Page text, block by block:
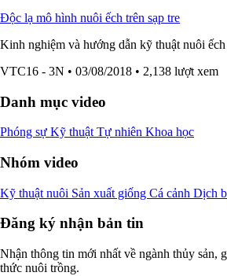
Độc lạ mô hình nuôi ếch trên sạp tre
Kinh nghiệm và hướng dẫn kỹ thuật nuôi ếch
VTC16 - 3N • 03/08/2018 • 2,138 lượt xem
Danh mục video
Phóng sự Kỹ thuật Tự nhiên Khoa học
Nhóm video
Kỹ thuật nuôi Sản xuất giống Cá cảnh Dịch
Đăng ký nhận bản tin
Nhận thông tin mới nhất về ngành thủy sản,
thức nuôi trồng.